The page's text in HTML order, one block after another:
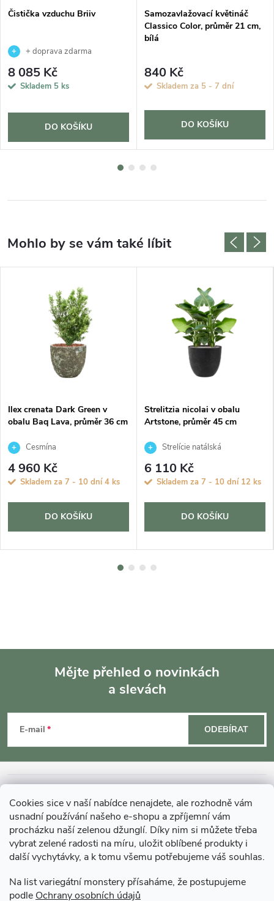
Cookies sice v naší nabídce nenajdete, ale rozhodně vám
usnadní používání našeho e-shopu a zpříjemní vám
procházku naší zelenou džunglí. Díky nim si můžete třeba
vybrat zelené radosti na míru, uložit oblíbené produkty i
další vychytávky, a k tomu všemu potřebujeme váš souhlas.
Na list variegátní monstery přísaháme, že postupujeme
podle Ochrany osobních údajů
Čistička vzduchu Briiv
+ doprava zdarma
8 085 Kč
Skladem 5 ks
DO KOŠÍKU
Samozavlažovací květináč
Classico Color, průměr 21 cm,
bílá
840 Kč
Skladem za 5 - 7 dní
DO KOŠÍKU
Ilex crenata Dark Green v
obalu Baq Lava, průměr 36 cm
Cesmína
4 960 Kč
Skladem za 7 - 10 dní 4 ks
DO KOŠÍKU
Strelitzia nicolai v obalu
Artstone, průměr 45 cm
Strelície natálská
6 110 Kč
Skladem za 7 - 10 dní 12 ks
DO KOŠÍKU
p
a
Mějte přehled o novinkách
a slevách
E-mail ODEBÍRAT
MOHLO BY VÁS ZAJÍMAT
O GARDNERS
Gardners Design - Projekt, realizace a údržba zahrad a interiérů